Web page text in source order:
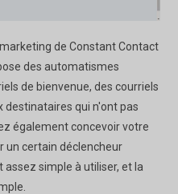
de Constant Contact
des automatismes
de bienvenue, des courriels
destinataires qui n'ont pas
également concevoir votre
un certain déclencheur
assez simple à utiliser, et la